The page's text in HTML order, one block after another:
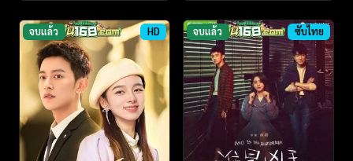
จบแล้ว HD จบแล้ว ซับไทย